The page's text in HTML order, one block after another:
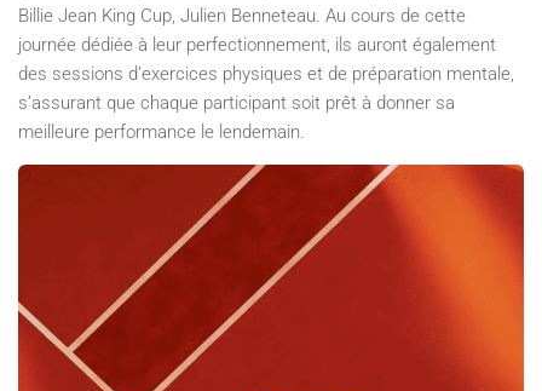
Billie Jean King Cup, Julien Benneteau. Au cours de cette
journée dédiée à leur perfectionnement, ils auront également
des sessions d’exercices physiques et de préparation mentale,
s’assurant que chaque participant soit prêt à donner sa
meilleure performance le lendemain.